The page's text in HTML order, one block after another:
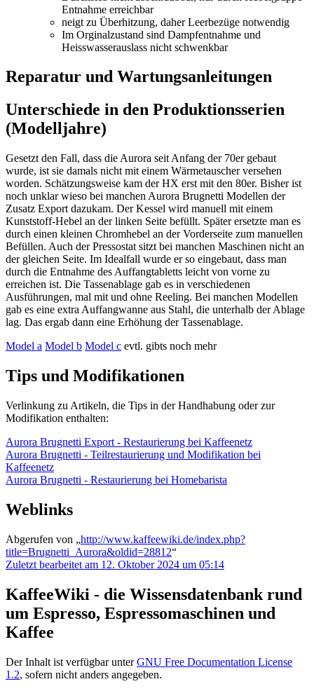
Entnahme erreichbar
neigt zu Überhitzung, daher Leerbezüge notwendig
Im Orginalzustand sind Dampfentnahme und
Heisswasserauslass nicht schwenkbar
Reparatur und Wartungsanleitungen
Unterschiede in den Produktionsserien
(Modelljahre)
Gesetzt den Fall, dass die Aurora seit Anfang der 70er gebaut
wurde, ist sie damals nicht mit einem Wärmetauscher versehen
worden. Schätzungsweise kam der HX erst mit den 80er. Bisher ist
noch unklar wieso bei manchen Aurora Brugnetti Modellen der
Zusatz Export dazukam. Der Kessel wird manuell mit einem
Kunststoff-Hebel an der linken Seite befüllt. Später ersetzte man es
durch einen kleinen Chromhebel an der Vorderseite zum manuellen
Befüllen. Auch der Pressostat sitzt bei manchen Maschinen nicht an
der gleichen Seite. Im Idealfall wurde er so eingebaut, dass man
durch die Entnahme des Auffangtabletts leicht von vorne zu
erreichen ist. Die Tassenablage gab es in verschiedenen
Ausführungen, mal mit und ohne Reeling. Bei manchen Modellen
gab es eine extra Auffangwanne aus Stahl, die unterhalb der Ablage
lag. Das ergab dann eine Erhöhung der Tassenablage.
Model a Model b Model c evtl. gibts noch mehr
Tips und Modifikationen
Verlinkung zu Artikeln, die Tips in der Handhabung oder zur
Modifikation enthalten:
Aurora Brugnetti Export - Restaurierung bei Kaffeenetz
Aurora Brugnetti - Teilrestaurierung und Modifikation bei
Kaffeenetz
Aurora Brugnetti - Restaurierung bei Homebarista
Weblinks
Abgerufen von „http://www.kaffeewiki.de/index.php?
title=Brugnetti_Aurora&oldid=28812“
Zuletzt bearbeitet am 12. Oktober 2024 um 05:14
KaffeeWiki - die Wissensdatenbank rund
um Espresso, Espressomaschinen und
Kaffee
Der Inhalt ist verfügbar unterGNU Free Documentation License
1.2, sofern nicht anders angegeben.